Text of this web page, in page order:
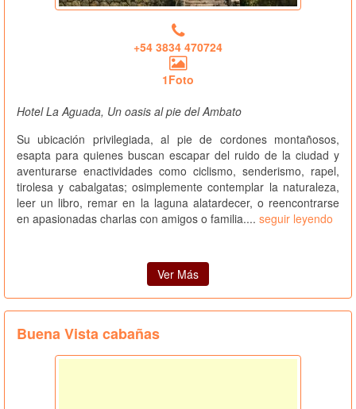
+54 3834 470724
1Foto
Hotel La Aguada, Un oasis al pie del Ambato
Su ubicación privilegiada, al pie de cordones montañosos,
esapta para quienes buscan escapar del ruido de la ciudad y
aventurarse enactividades como ciclismo, senderismo, rapel,
tirolesa y cabalgatas; osimplemente contemplar la naturaleza,
leer un libro, remar en la laguna alatardecer, o reencontrarse
en apasionadas charlas con amigos o familia.... seguir leyendo
Ver Más
Buena Vista cabañas